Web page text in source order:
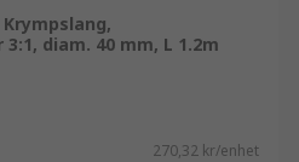
Krympslang,
diam. 40 mm, L 1.2m
270,32 kr/enhet